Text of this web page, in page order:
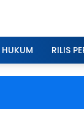
HUKUM RILIS